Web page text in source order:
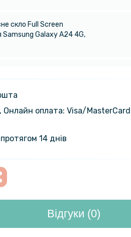
скло Full Screen
Samsung Galaxy A24 4G,
камеру для Samsung
Baseus Premium
A24 4G
оплата: Visa/
14 днів
Відгуки (0)